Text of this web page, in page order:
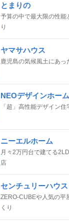
とまりの
予算の中で最大限の性能
り
ヤマサハウス
鹿児島の気候風土にあ
NEOデザインホーム
「超」高性能デザイン
ニーエルホーム
月々2万円台で建てる
店
センチュリーハウス
ZERO-CUBEや人気の平
くり